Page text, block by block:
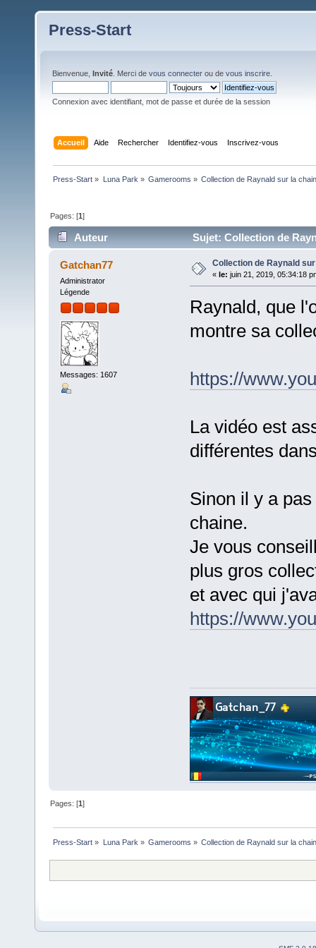
Press-Start
Bienvenue, Invité . Merci de vous connecter ou de vous inscrire
Connexion avec identifiant, mot de passe et durée de la session
Accueil Aide Rechercher Identifiez-vous Inscrivez-vous
Press-Start » Luna Park » Gamerooms » Collection de Raynald sur la
Pages: [1]
Auteur Sujet: Collection de
Gatchan77
Administrator
Légende
Messages: 1607
Collection de Raynald
« le: juin 21, 2019, 05:34:18
Raynald, que
montre sa
https://
La vidéo est
différentes
Sinon il y a
chaine.
Je vous
plus gros
et avec qui
https://
Pages: [1]
Press-Start » Luna Park » Gamerooms » Collection de Raynald sur la